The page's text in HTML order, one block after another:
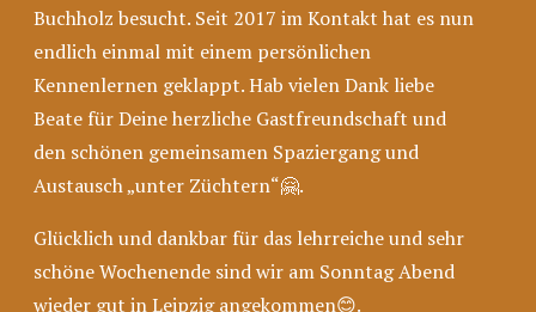
Buchholz besucht. Seit 2017 im Kontakt hat es nun
endlich einmal mit einem persönlichen
Kennenlernen geklappt. Hab vielen Dank liebe
Beate für Deine herzliche Gastfreundschaft und
den schönen gemeinsamen Spaziergang und
Austausch „unter Züchtern“🤗.
Glücklich und dankbar für das lehrreiche und sehr
schöne Wochenende sind wir am Sonntag Abend
wieder gut in Leipzig angekommen😊.